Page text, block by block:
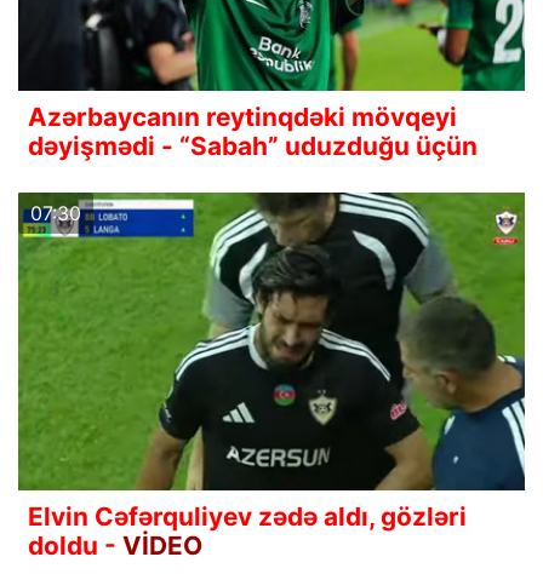
Azərbaycanın reytinqdəki mövqeyi
dəyişmədi - “Sabah” uduzduğu üçün
07:30
Elvin Cəfərquliyev zədə aldı, gözləri
doldu - VİDEO